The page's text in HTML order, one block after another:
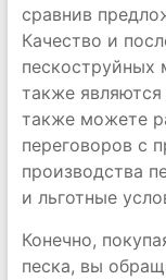
сравнив
Качество и
пескоструйных
также
также можете
переговоров с
производства
и льготные
Конечно,
песка, вы